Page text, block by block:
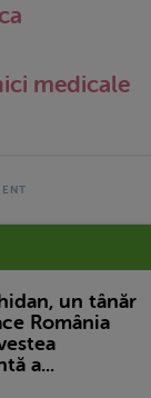
medicale
un tânăr
România
a...